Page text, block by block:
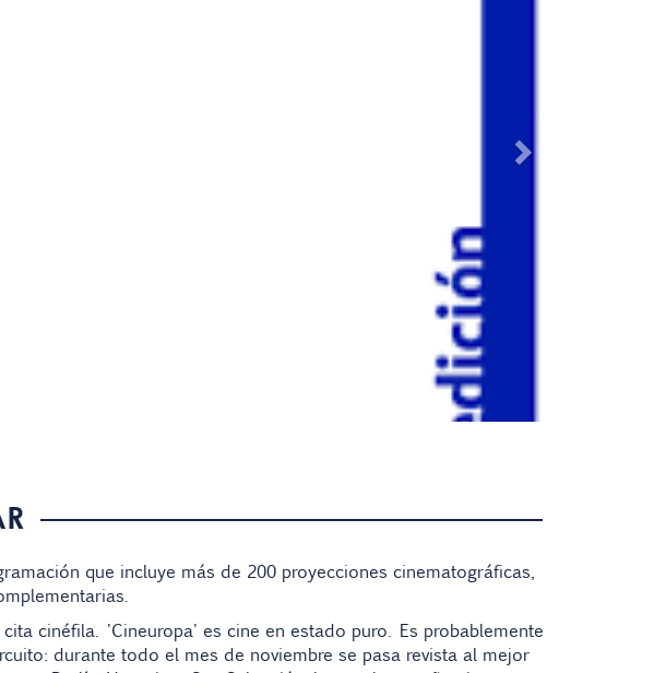
que incluye más de 200 proyecciones cinematográficas,
cinéfila. 'Cineuropa' es cine en estado puro. Es probablemente
durante todo el mes de noviembre se pasa revista al mejor